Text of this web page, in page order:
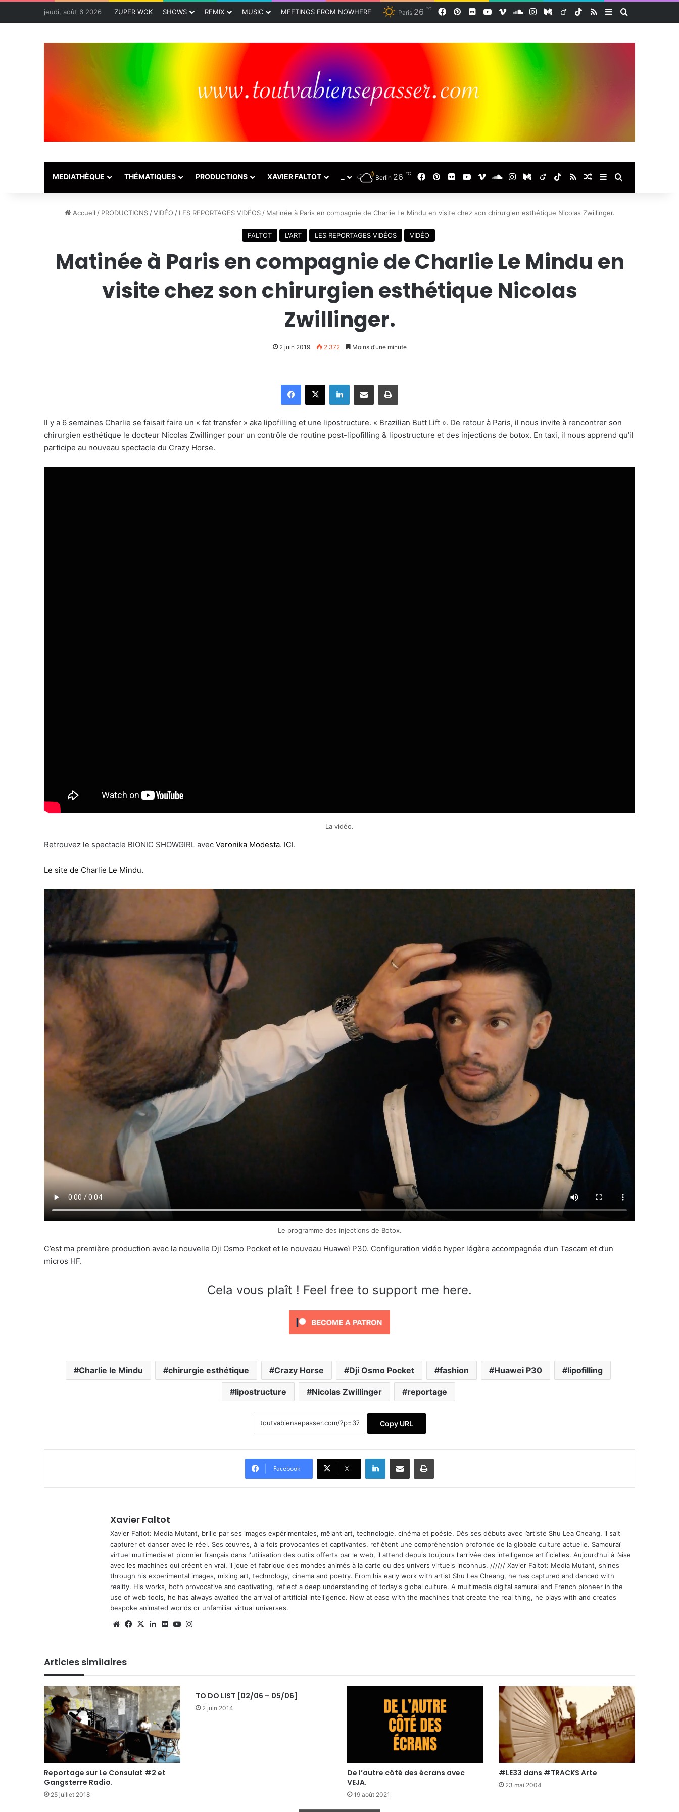
jeudi, août 6 2026 ZUPER WOK SHOWS REMIX MUSIC MEETINGS FROM NOWHERE Paris 26 ℃ Facebook
Pinterest
FlickrYouTube
VimeoSoundCloud
Instagram
Medium
ViadeoTikTok
RSSSidebar (barre
MEDIATHÈQUE THÉMATIQUES PRODUCTIONS XAVIER FALTOT Berlin 26 ℃ Facebook
Pinterest
FlickrYouTube
VimeoSoundCloud
Instagram
Medium
ViadeoTikTok
RSSArticle Aléatoire
Sidebar (barre
Accueil / PRODUCTIONS / VIDÉO / LES REPORTAGES VIDÉOS / Matinée à Paris en compagnie de Charlie Le Mindu en visite chez son chirurgien esthétique Nicolas Zwillinger.
FALTOT L'ART LES REPORTAGES VIDÉOS VIDÉO
Matinée à Paris en compagnie de Charlie Le Mindu en
visite chez son chirurgien esthétique Nicolas
Zwillinger.
2 juin 2019 2 372 Moins d’une minute
Facebook
X LinkedinPartager par email Imprimer
Il y a 6 semaines Charlie se faisait faire un « fat transfer » aka lipofilling et une lipostructure. « Brazilian Butt Lift ». De retour à Paris, il nous invite à rencontrer son
chirurgien esthétique le docteur Nicolas Zwillinger pour un contrôle de routine post-lipofilling & lipostructure et des injections de botox. En taxi, il nous apprend qu’il
participe au nouveau spectacle du Crazy Horse.
La vidéo.
Retrouvez le spectacle BIONIC SHOWGIRL avec Veronika Modesta. ICI.
Le site de Charlie Le Mindu.
Le programme des injections de Botox.
C’est ma première production avec la nouvelle Dji Osmo Pocket et le nouveau Huaweï P30. Configuration vidéo hyper légère accompagnée d’un Tascam et d’un
micros HF.
Cela vous plaît ! Feel free to support me here.
Charlie le Mindu chirurgie esthétique Crazy Horse Dji Osmo Pocket fashion Huawei P30 lipofilling
lipostructure Nicolas Zwillinger reportage
Copy URL
Facebook X
LinkedinPartager par email Imprimer
Xavier Faltot
Xavier Faltot: Media Mutant, brille par ses images expérimentales, mêlant art, technologie, cinéma et poésie. Dès ses débuts avec l’artiste Shu Lea Cheang, il sait
capturer et danser avec le réel. Ses œuvres, à la fois provocantes et captivantes, reflètent une compréhension profonde de la globale culture actuelle. Samouraï
virtuel multimedia et pionnier français dans l'utilisation des outils offerts par le web, il attend depuis toujours l'arrivée des intelligence artificielles. Aujourd’hui à l’aise
avec les machines qui créent en vrai, il joue et fabrique des mondes animés à la carte ou des univers virtuels inconnus. ////// Xavier Faltot: Media Mutant, shines
through his experimental images, mixing art, technology, cinema and poetry. From his early work with artist Shu Lea Cheang, he has captured and danced with
reality. His works, both provocative and captivating, reflect a deep understanding of today's global culture. A multimedia digital samurai and French pioneer in the
use of web tools, he has always awaited the arrival of artificial intelligence. Now at ease with the machines that create the real thing, he plays with and creates
bespoke animated worlds or unfamiliar virtual universes.
WebsiteFacebook
X Linkedin
FlickrYouTube
Articles similaires
Reportage sur Le Consulat #2 et
Gangsterre Radio.
25 juillet 2018
TO DO LIST [02/06 – 05/06]
2 juin 2014
De l’autre côté des écrans avec
VEJA.
19 août 2021
#LE33 dans #TRACKS Arte
23 mai 2004